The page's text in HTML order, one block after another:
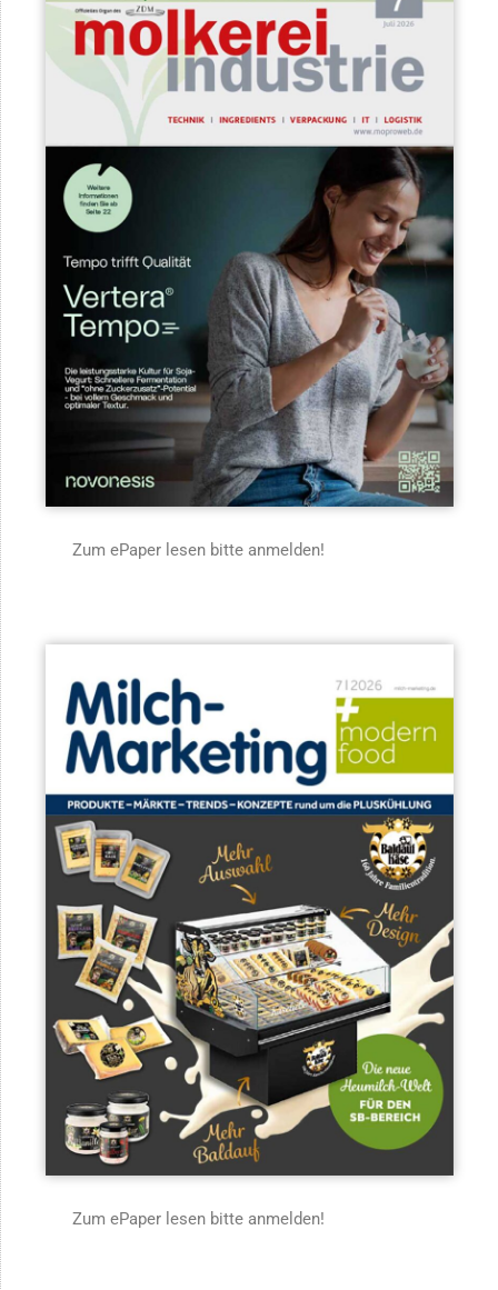
Zum ePaper lesen bitte anmelden!
Zum ePaper lesen bitte anmelden!